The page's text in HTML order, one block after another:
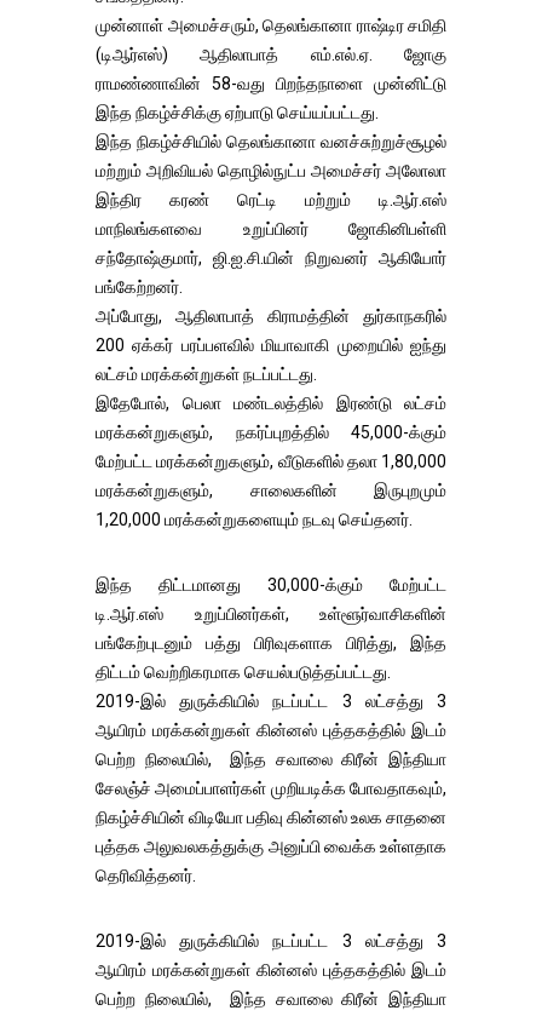
முன்னாள் அமைச்சரும், தெலங்கானா ராஷ்டிர சமிதி
(டிஆர்எஸ்) ஆதிலாபாத் எம்.எல்.ஏ. ஜோகு
ராமண்ணாவின் 58-வது பிறந்தநாளை முன்னிட்டு
இந்த நிகழ்ச்சிக்கு ஏற்பாடு செய்யப்பட்டது.
இந்த நிகழ்ச்சியில் தெலங்கானா வனச்சுற்றுச்சூழல்
மற்றும் அறிவியல் தொழில்நுட்ப அமைச்சர் அலோலா
இந்திர கரண் ரெட்டி மற்றும் டி.ஆர்.எஸ்
மாநிலங்களவை உறுப்பினர் ஜோகினிபள்ளி
சந்தோஷ்குமார், ஜி.ஐ.சி.யின் நிறுவனர் ஆகியோர்
பங்கேற்றனர்.
அப்போது, ​​ஆதிலாபாத் கிராமத்தின் துர்காநகரில்
200 ஏக்கர் பரப்பளவில் மியாவாகி முறையில் ஐந்து
லட்சம் மரக்கன்றுகள் நடப்பட்டது.
இதேபோல், பெலா மண்டலத்தில் இரண்டு லட்சம்
மரக்கன்றுகளும், நகர்ப்புறத்தில் 45,000-க்கும்
மேற்பட்ட மரக்கன்றுகளும், வீடுகளில் தலா 1,80,000
மரக்கன்றுகளும், சாலைகளின் இருபுறமும்
1,20,000 மரக்கன்றுகளையும் நடவு செய்தனர்.
இந்த திட்டமானது 30,000-க்கும் மேற்பட்ட
டி.ஆர்.எஸ் உறுப்பினர்கள், உள்ளூர்வாசிகளின்
பங்கேற்புடனும் பத்து பிரிவுகளாக பிரித்து, இந்த
திட்டம் வெற்றிகரமாக செயல்படுத்தப்பட்டது.
2019-இல் துருக்கியில் நடப்பட்ட 3 லட்சத்து 3
ஆயிரம் மரக்கன்றுகள் கின்னஸ் புத்தகத்தில் இடம்
பெற்ற நிலையில், இந்த சவாலை கிரீன் இந்தியா
சேலஞ்ச் அமைப்பாளர்கள் முறியடிக்க போவதாகவும்,
நிகழ்ச்சியின் விடியோ பதிவு கின்னஸ் உலக சாதனை
புத்தக அலுவலகத்துக்கு அனுப்பி வைக்க உள்ளதாக
தெரிவித்தனர்.
2019-இல் துருக்கியில் நடப்பட்ட 3 லட்சத்து 3
ஆயிரம் மரக்கன்றுகள் கின்னஸ் புத்தகத்தில் இடம்
பெற்ற நிலையில், இந்த சவாலை கிரீன் இந்தியா